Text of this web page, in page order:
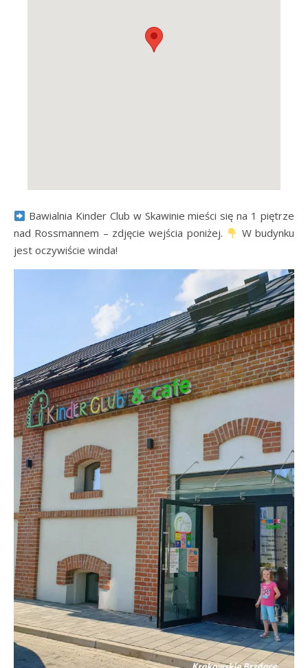
Bawialnia Kinder Club w Skawinie mieści się na 1 piętrze
nad Rossmannem – zdjęcie wejścia poniżej.
W budynku
jest oczywiście winda!